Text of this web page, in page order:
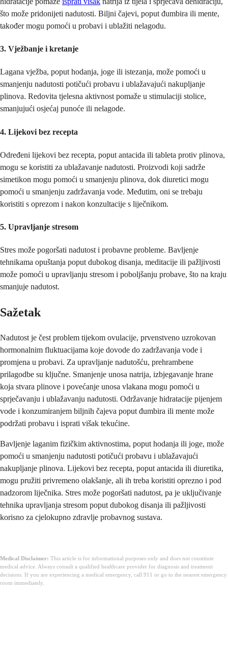
što može pridonijeti nadutosti. Biljni čajevi, poput đumbira ili mente,
također mogu pomoći u probavi i ublažiti nelagodu.
3. Vježbanje i kretanje
Lagana vježba, poput hodanja, joge ili istezanja, može pomoći u
smanjenju nadutosti potičući probavu i ublažavajući nakupljanje
plinova. Redovita tjelesna aktivnost pomaže u stimulaciji stolice,
smanjujući osjećaj punoće ili nelagode.
4. Lijekovi bez recepta
Određeni lijekovi bez recepta, poput antacida ili tableta protiv plinova,
mogu se koristiti za ublažavanje nadutosti. Proizvodi koji sadrže
simetikon mogu pomoći u smanjenju plinova, dok diuretici mogu
pomoći u smanjenju zadržavanja vode. Međutim, oni se trebaju
koristiti s oprezom i nakon konzultacije s liječnikom.
5. Upravljanje stresom
Stres može pogoršati nadutost i probavne probleme. Bavljenje
tehnikama opuštanja poput dubokog disanja, meditacije ili pažljivosti
može pomoći u upravljanju stresom i poboljšanju probave, što na kraju
smanjuje nadutost.
Sažetak
Nadutost je čest problem tijekom ovulacije, prvenstveno uzrokovan
hormonalnim fluktuacijama koje dovode do zadržavanja vode i
promjena u probavi. Za upravljanje nadutošću, prehrambene
prilagodbe su ključne. Smanjenje unosa natrija, izbjegavanje hrane
koja stvara plinove i povećanje unosa vlakana mogu pomoći u
sprječavanju i ublažavanju nadutosti. Održavanje hidratacije pijenjem
vode i konzumiranjem biljnih čajeva poput đumbira ili mente može
podržati probavu i isprati višak tekućine.
Bavljenje laganim fizičkim aktivnostima, poput hodanja ili joge, može
pomoći u smanjenju nadutosti potičući probavu i ublažavajući
nakupljanje plinova. Lijekovi bez recepta, poput antacida ili diuretika,
mogu pružiti privremeno olakšanje, ali ih treba koristiti oprezno i pod
nadzorom liječnika. Stres može pogoršati nadutost, pa je uključivanje
tehnika upravljanja stresom poput dubokog disanja ili pažljivosti
korisno za cjelokupno zdravlje probavnog sustava.
Medical Disclaimer: This article is for informational purposes only and does not constitute
medical advice. Always consult a qualified healthcare provider for diagnosis and treatment
decisions. If you are experiencing a medical emergency, call 911 or go to the nearest emergency
room immediately.